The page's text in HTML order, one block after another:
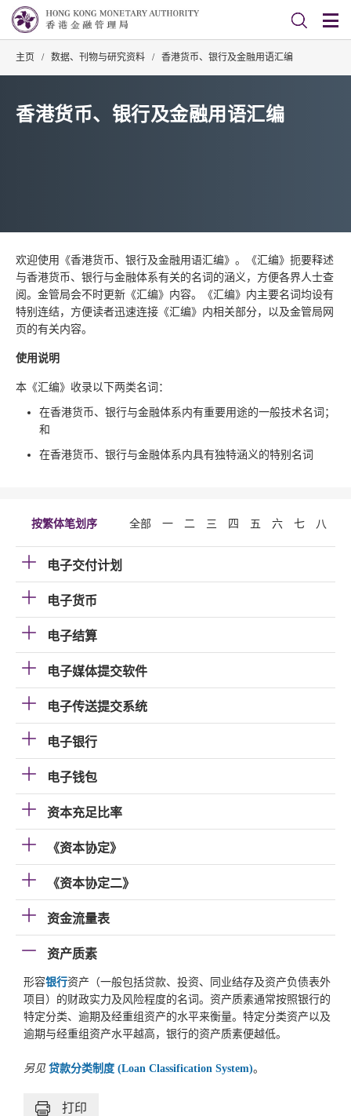
主页 / 数据、刊物与研究资料 / 香港货币、银行及金融用语汇编
香港货币、银行及金融用语汇编
欢迎使用《香港货币、银行及金融用语汇编》。《汇编》扼要释述
与香港货币、银行与金融体系有关的名词的涵义，方便各界人士查
阅。金管局会不时更新《汇编》内容。《汇编》内主要名词均设有
特别连结，方便读者迅速连接《汇编》内相关部分，以及金管局网
页的有关内容。
使用说明
本《汇编》收录以下两类名词：
在香港货币、银行与金融体系内有重要用途的一般技术名词；
和
在香港货币、银行与金融体系内具有独特涵义的特别名词
按繁体笔划序 全部 一 二 三 四 五 六 七 八
电子交付计划
电子货币
电子结算
电子媒体提交软件
电子传送提交系统
电子银行
电子钱包
资本充足比率
《资本协定》
《资本协定二》
资金流量表
资产质素
形容银行资产（一般包括贷款、投资、同业结存及资产负债表外
项目）的财政实力及风险程度的名词。资产质素通常按照银行的
特定分类、逾期及经重组资产的水平来衡量。特定分类资产以及
逾期与经重组资产水平越高，银行的资产质素便越低。
另见 贷款分类制度 (Loan Classification System)。
打印